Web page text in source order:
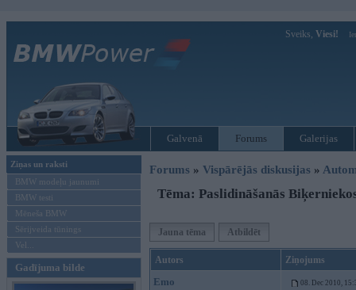
Sveiks, Viesi!
Galvenā Forums Galerijas
Ziņas un raksti
BMW modeļu jaunumi
BMW testi
Mēneša BMW
Sērijveida tūnings
Vel...
Gadījuma bilde
Forums » Vispārējās diskusijas »
Tēma: Paslidināšanās
Jauna tēma Atbildēt
Autors Ziņojums
Emo 08. Dec 2010,